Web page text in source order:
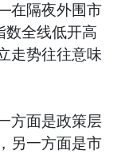
在隔夜外围市
数全线低开高
走势往往意味
方面是政策层
另一方面是市